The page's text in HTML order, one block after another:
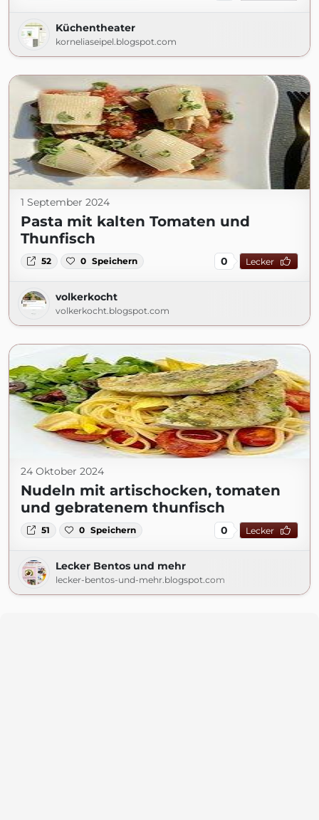
Küchentheater
korneliaseipel.blogspot.com
1 September 2024
Pasta mit kalten Tomaten und
Thunfisch
52 0 Speichern 0 Lecker
volkerkocht
volkerkocht.blogspot.com
24 Oktober 2024
Nudeln mit artischocken, tomaten
und gebratenem thunfisch
51 0 Speichern 0 Lecker
Lecker Bentos und mehr
lecker-bentos-und-mehr.blogspot.com